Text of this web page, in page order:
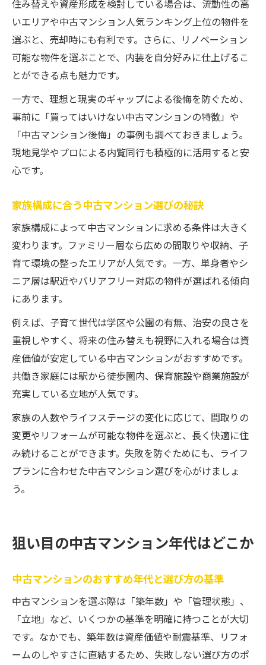
住み替えや資産形成を検討している場合は、流動性の高
いエリアや中古マンション人気ランキング上位の物件を
選ぶと、売却時にも有利です。さらに、リノベーション
可能な物件を選ぶことで、内装を自分好みに仕上げるこ
とができる点も魅力です。
一方で、理想と現実のギャップによる後悔を防ぐため、
事前に「買ってはいけない中古マンションの特徴」や
「中古マンション後悔」の事例も調べておきましょう。
現地見学やプロによる内覧同行も積極的に活用すると安
心です。
家族構成に合う中古マンション選びの秘訣
家族構成によって中古マンションに求める条件は大きく
変わります。ファミリー層なら広めの間取りや収納、子
育て環境の整ったエリアが人気です。一方、単身者やシ
ニア層は駅近やバリアフリー対応の物件が選ばれる傾向
にあります。
例えば、子育て世代は学区や公園の有無、治安の良さを
重視しやすく、将来の住み替えも視野に入れる場合は資
産価値が安定している中古マンションがおすすめです。
共働き家庭には駅から徒歩圏内、保育施設や商業施設が
充実している立地が人気です。
家族の人数やライフステージの変化に応じて、間取りの
変更やリフォームが可能な物件を選ぶと、長く快適に住
み続けることができます。失敗を防ぐためにも、ライフ
プランに合わせた中古マンション選びを心がけましょ
う。
狙い目の中古マンション年代はどこか
中古マンションのおすすめ年代と選び方の基準
中古マンションを選ぶ際は「築年数」や「管理状態」、
「立地」など、いくつかの基準を明確に持つことが大切
です。なかでも、築年数は資産価値や耐震基準、リフォ
ームのしやすさに直結するため、失敗しない選び方のポ